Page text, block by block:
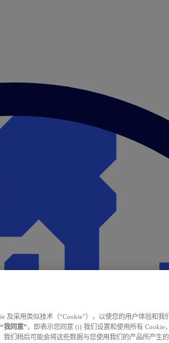
及采用类似技术（“Cookie”），以使您的用户体验和我
“我同意” ，即表示您同意 (i) 我们设置和使用所有 Cookie
们稍后可能会将这些数据与您使用我们的产品所产生